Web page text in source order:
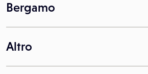
Bergamo
Altro